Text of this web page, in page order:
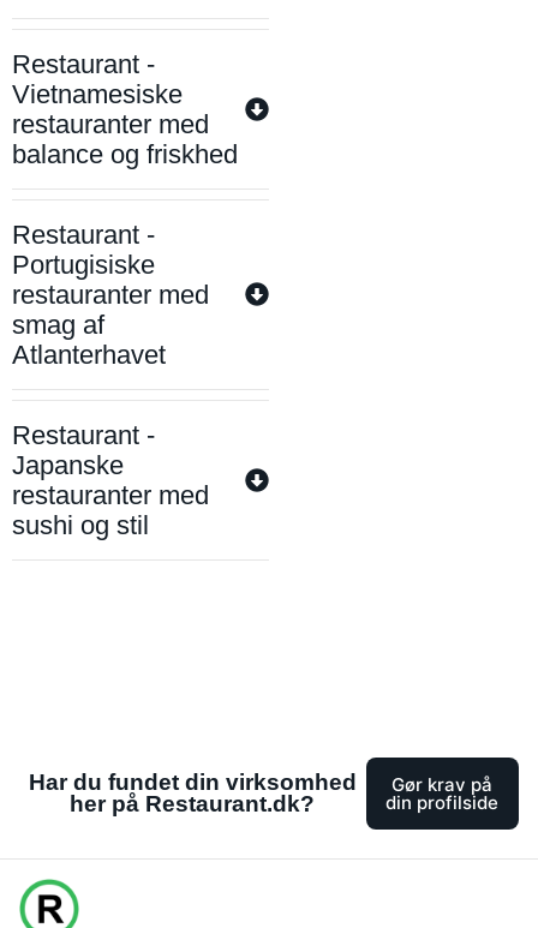
Restaurant -
Vietnamesiske
restauranter med
balance og friskhed
Restaurant -
Portugisiske
restauranter med
smag af
Atlanterhavet
Restaurant -
Japanske
restauranter med
sushi og stil
Har du fundet din virksomhed
her på Restaurant.dk?
Gør krav på
din profilside